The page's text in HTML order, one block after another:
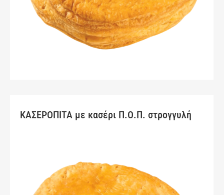
ΚΑΣΕΡΟΠΙΤΑ με κασέρι Π.Ο.Π. στρογγυλή